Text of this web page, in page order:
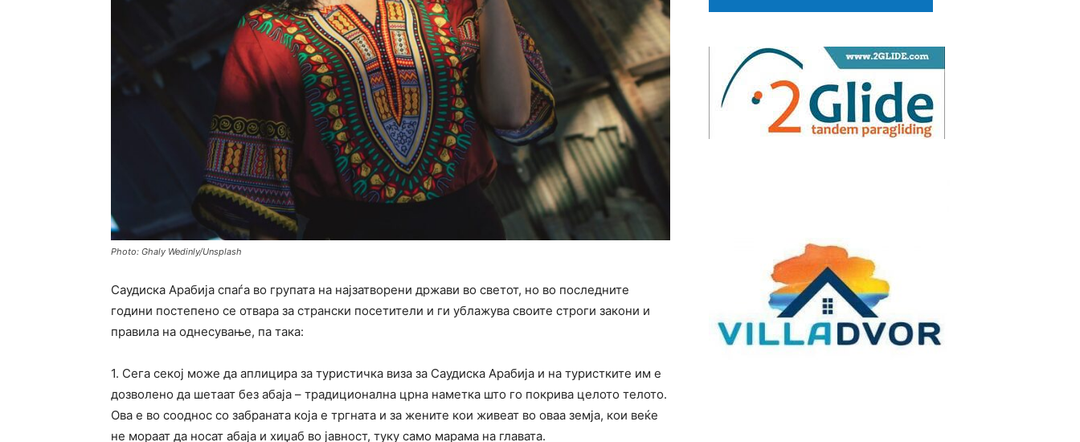
Photo: Ghaly Wedinly/Unsplash
Саудиска Арабија спаѓа во групата на најзатворени држави во светот, но во последните
години постепено се отвара за странски посетители и ги ублажува своите строги закони и
правила на однесување, па така:
1. Сега секој може да аплицира за туристичка виза за Саудиска Арабија и на туристките им е
дозволено да шетаат без абаја – традиционална црна наметка што го покрива целото телото.
Ова е во сооднос со забраната која е тргната и за жените кои живеат во оваа земја, кои веќе
не мораат да носат абаја и хиџаб во јавност, туку само марама на главата.